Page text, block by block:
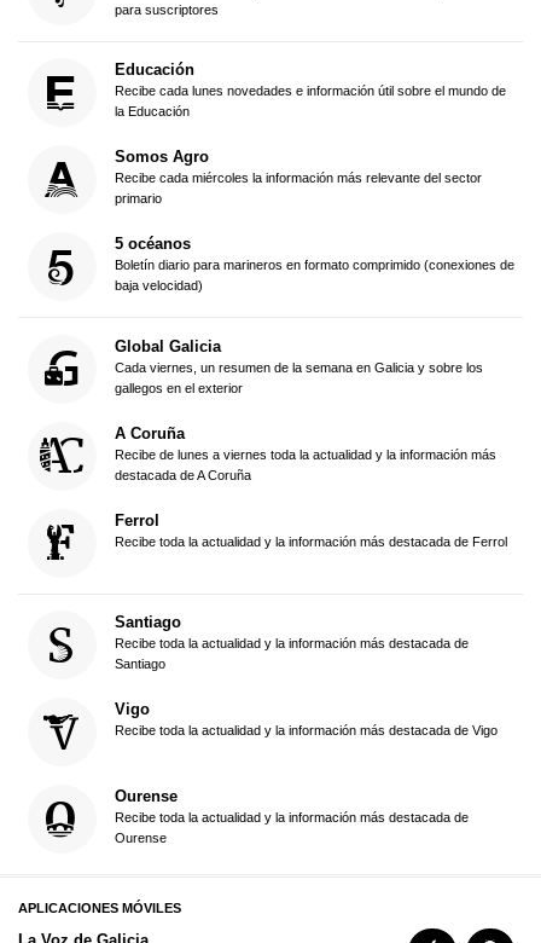
para suscriptores
Educación
Recibe cada lunes novedades e información útil sobre el mundo de
la Educación
Somos Agro
Recibe cada miércoles la información más relevante del sector
primario
5 océanos
Boletín diario para marineros en formato comprimido (conexiones de
baja velocidad)
Global Galicia
Cada viernes, un resumen de la semana en Galicia y sobre los
gallegos en el exterior
A Coruña
Recibe de lunes a viernes toda la actualidad y la información más
destacada de A Coruña
Ferrol
Recibe toda la actualidad y la información más destacada de Ferrol
Santiago
Recibe toda la actualidad y la información más destacada de
Santiago
Vigo
Recibe toda la actualidad y la información más destacada de Vigo
Ourense
Recibe toda la actualidad y la información más destacada de
Ourense
APLICACIONES MÓVILES